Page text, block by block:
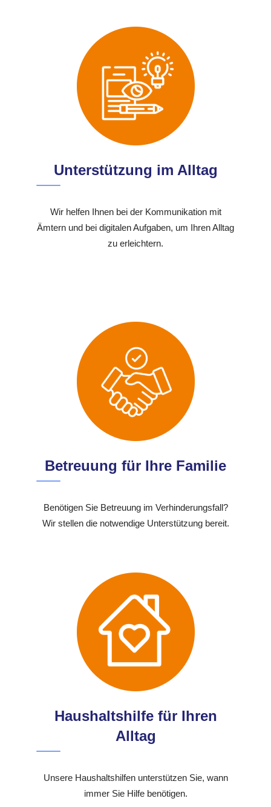
Unterstützung im Alltag
Wir helfen Ihnen bei der Kommunikation mit
Ämtern und bei digitalen Aufgaben, um Ihren Alltag
zu erleichtern.
Betreuung für Ihre Familie
Benötigen Sie Betreuung im Verhinderungsfall?
Wir stellen die notwendige Unterstützung bereit.
Haushaltshilfe für Ihren
Alltag
Unsere Haushaltshilfen unterstützen Sie, wann
immer Sie Hilfe benötigen.